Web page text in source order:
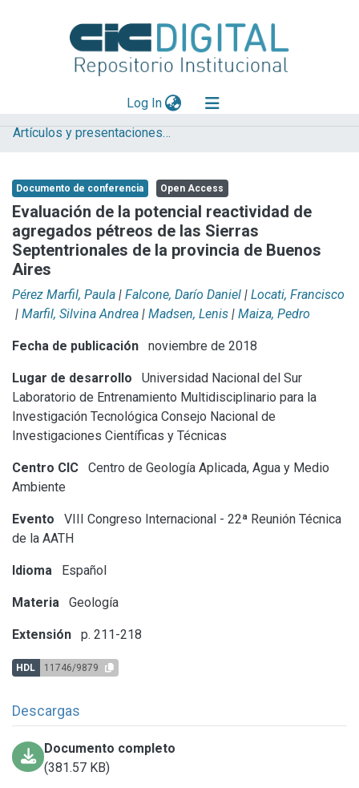
Log In(current)
Explorar
Aportar material
Statistics
Artículos y presentaciones en Congresos
Documento de conferencia Open Access
Evaluación de la potencial reactividad de
agregados pétreos de las Sierras
Septentrionales de la provincia de Buenos
Aires
Pérez Marfil, Paula | Falcone, Darío Daniel | Locati, Francisco
| Marfil, Silvina Andrea | Madsen, Lenis | Maiza, Pedro
Fecha de publicación noviembre de 2018
Lugar de desarrollo
Universidad Nacional del Sur
Laboratorio de Entrenamiento Multidisciplinario para la
Investigación Tecnológica Consejo Nacional de
Investigaciones Científicas y Técnicas
Centro CIC
Centro de Geología Aplicada, Agua y Medio
Ambiente
Evento
VIII Congreso Internacional - 22ª Reunión Técnica
de la AATH
Idioma Español
Materia Geología
Extensión p. 211-218
HDL 11746/9879
Descargas
Documento completo
(381.57 KB)